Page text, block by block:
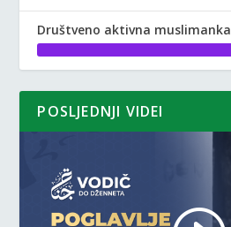
Društveno aktivna muslimanka
POSLJEDNJI VIDEI